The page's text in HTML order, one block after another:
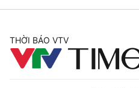
THỜI BÁO VTV